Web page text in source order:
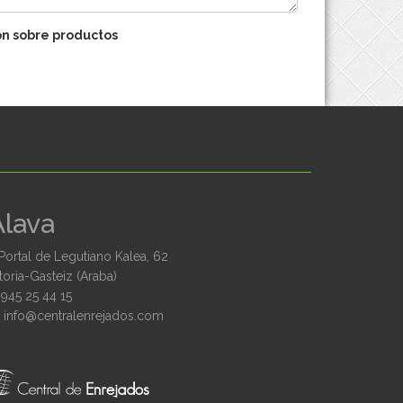
sobre productos
de Legutiano Kalea, 62
Gasteiz (Araba)
25 44 15
moc.sodajernelartnec@ofni